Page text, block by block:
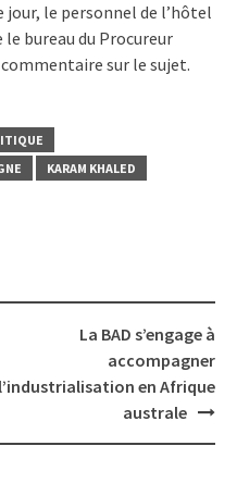
jour, le personnel de l’hôtel
le bureau du Procureur
sur le sujet.
KARAM KHALED
La BAD s’engage à
accompagner
l’industrialisation en Afrique
australe